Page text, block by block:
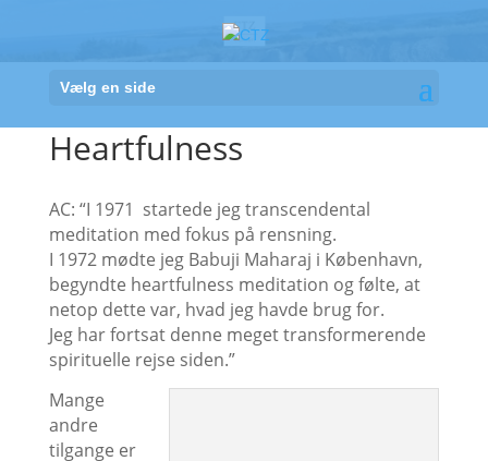
Vælg en side
Heartfulness
AC: “I 1971 startede jeg transcendental
meditation med fokus på rensning.
I 1972 mødte jeg Babuji Maharaj i København,
begyndte heartfulness meditation og følte, at
netop dette var, hvad jeg havde brug for.
Jeg har fortsat denne meget transformerende
spirituelle rejse siden.”
Mange
andre
tilgange er